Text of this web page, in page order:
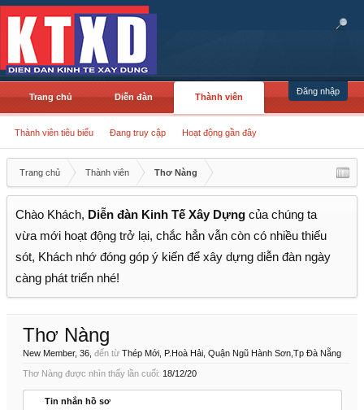
Đăng nhập
Trang chủ Diễn đàn Thành viên
Thành viên tiêu biểu Đang truy cập Hoạt động gần đây
Trang chủ Thành viên Thơ Nàng
Chào Khách, Diễn đàn Kinh Tế Xây Dựng của chúng ta
vừa mới hoạt động trở lại, chắc hẳn vẫn còn có nhiều thiếu
sót, Khách nhớ đóng góp ý kiến để xây dựng diễn đàn ngày
càng phát triển nhé!
Thơ Nàng
New Member, 36, đến từ Thép Mới, P.Hoà Hải, Quận Ngũ Hành Sơn,Tp Đà Nẵng
Thơ Nàng được nhìn thấy lần cuối: 18/12/20
Tin nhắn hồ sơ